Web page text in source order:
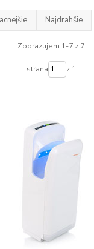
Najdrahšie
Zobrazujem 1-7 z 7
strana z 1